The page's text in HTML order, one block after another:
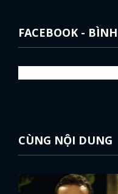
FACEBOOK -
CÙNG NỘI DUNG